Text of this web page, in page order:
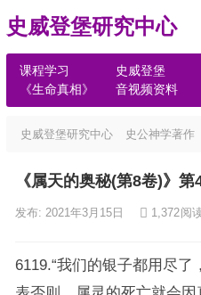
史威登堡研究中心
课程学习 史威登堡
《生命真相》
音视频资料
史威登堡研究中心 史公神学著作
《属天的奥秘(第8卷)》
发布: 2021年3月15日 1,372阅
6119.“我们的银子都用尽了